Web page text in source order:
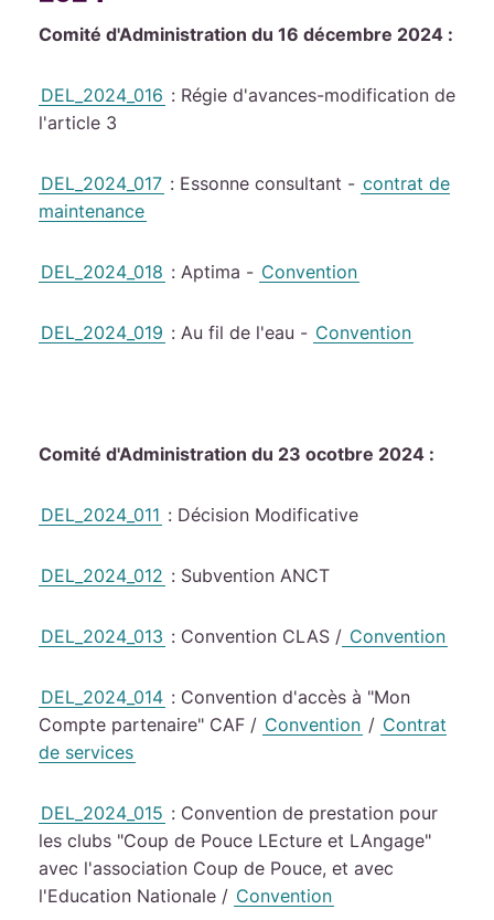
Comité d'Administration du 16 décembre 2024 :
DEL_2024_016 : Régie d'avances-modification de
l'article 3
DEL_2024_017 : Essonne consultant - contrat de
maintenance
DEL_2024_018 : Aptima - Convention
DEL_2024_019 : Au fil de l'eau - Convention
Comité d'Administration du 23 ocotbre 2024 :
DEL_2024_011 : Décision Modificative
DEL_2024_012 : Subvention ANCT
DEL_2024_013 : Convention CLAS / Convention
DEL_2024_014 : Convention d'accès à "Mon
Compte partenaire" CAF / Convention / Contrat
de services
DEL_2024_015 : Convention de prestation pour
les clubs "Coup de Pouce LEcture et LAngage"
avec l'association Coup de Pouce, et avec
l'Education Nationale / Convention